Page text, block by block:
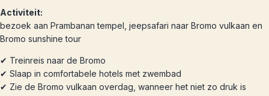
Activiteit:
bezoek aan Prambanan tempel, jeepsafari naar Bromo vulkaan en
Bromo sunshine tour
✔ Treinreis naar de Bromo
✔ Slaap in comfortabele hotels met zwembad
✔ Zie de Bromo vulkaan overdag, wanneer het niet zo druk is